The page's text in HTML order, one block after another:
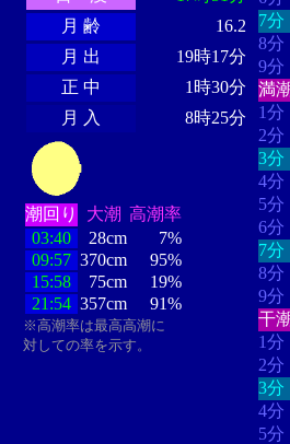
月 齢
16.2
月 出
19時17分
正 中
1時30分
月 入
8時25分
潮回り 大潮 高潮率
03:40
28cm
7%
09:57 370cm
95%
15:58
75cm
19%
21:54 357cm 91%
※高潮率は最高高潮に
対しての率を示す。
7分
8分
9分
満潮
1分
2分
3分
4分
5分
6分
7分
8分
9分
干潮
1分
2分
3分
4分
5分